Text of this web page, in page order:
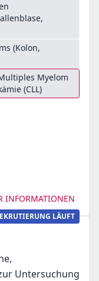
(Kolon,
Myelom
(CLL)
INFORMATIONEN
LÄUFT
Untersuchung